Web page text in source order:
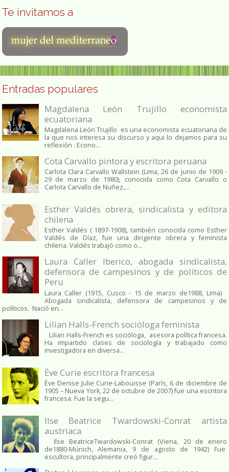
Te invitamos a
Entradas populares
Magdalena León Trujillo economista
ecuatoriana
Magdalena León Trujillo es una economista ecuatoriana de
la que nos interesa su discurso y aqui lo dejamos para su
reflexión . Econo...
Cota Carvallo pintora y escritora peruana
Carlota Clara Carvallo Wallstein (Lima, 26 de junio de 1909 -
29 de marzo de 1980), conocida como Cota Carvallo o
Carlota Carvallo de Nuñez,...
Esther Valdés obrera, sindicalista y editora
chilena
Esther Valdés ( 1897-1908), también conocida como Esther
Valdés de Díaz, fue una dirigente obrera y feminista
chilena. Valdés trabajó como o...
Laura Caller Iberico, abogada sindicalista,
defensora de campesinos y de políticos de
Peru
Laura Caller (1915, Cusco - 15 de marzo de1988, Lima)
Abogada sindicalista, defensora de campesinos y de
políticos. Nació en...
Lilian Halls-French socióloga feminista
Lilian Halls-French es socióloga, asesora política francesa.
Ha impartido clases de sociología y trabajado como
investigadora en diversa...
Ève Curie escritora francesa
Ève Denise Julie Curie-Labouisse (París, 6 de diciembre de
1905 – Nueva York, 22 de octubre de 2007) fue una escritora
francesa. Fue la segu...
Ilse Beatrice Twardowski-Conrat artista
austriaca
Ilse BeatriceTwardowski-Conrat (Viena, 20 de enero
de1880-Múnich, Alemania, 9 de agosto de 1942) Fue
escultora, principalmente creó figur...